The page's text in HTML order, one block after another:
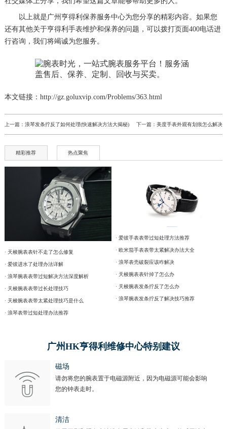
以上就是广州亨得利保养服务中心为您分享的精彩内容。如果您
还有其他关于亨得利手表维护和保养的问题，可以拨打页面400电话进
行咨询，我们将竭诚为您服务。
本文链接：http://gz.goluxvip.com/Problems/363.html
上一篇： 浪琴发条拧反了如何处理(快速解决方法大揭秘) 下一篇：美度手表外观有划痕怎么解决
精彩推荐 热点聚焦
· 天梭腕表表针不走了怎么修复
· 爱彼进水了处理办法详解
· 浪琴腕表表带过短解决方法深度解析
· 天梭腕表表带过长处理技巧
· 天梭腕表表带太紧处理技巧是什么
· 浪琴表带过短处理办法推荐
· 爱彼手表表带过短处理方法推荐
· 欧米茄手表表带太紧解决办法大全
· 浪琴表壳破裂应该咋解决
· 天梭腕表表针掉了怎么办
· 天梭腕表发条拧反了怎么办
· 浪琴腕表发条拧反了解决技巧推荐
广州HK亨得利维修中心特别建议
磁场
请勿将您的腕表置于电磁源附近，因为电磁源可能会影响
您的钟表走时。
清洁